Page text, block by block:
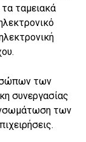
ταμειακά
των
συνεργασίας
των